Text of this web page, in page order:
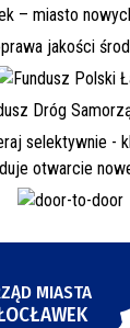
MIASTA